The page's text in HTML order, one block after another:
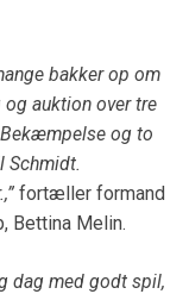
bakker op om
auktion over tre
og to
Schmidt.
fortæller formand
Bettina Melin.
dag med godt spil,